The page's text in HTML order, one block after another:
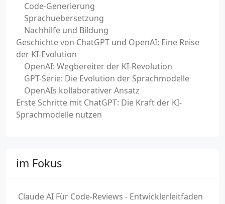
Code-Generierung
Sprachuebersetzung
Nachhilfe und Bildung
Geschichte von ChatGPT und OpenAI: Eine Reise
der KI-Evolution
OpenAI: Wegbereiter der KI-Revolution
GPT-Serie: Die Evolution der Sprachmodelle
OpenAIs kollaborativer Ansatz
Erste Schritte mit ChatGPT: Die Kraft der KI-
Sprachmodelle nutzen
im Fokus
Claude AI Für Code-Reviews - Entwicklerleitfaden